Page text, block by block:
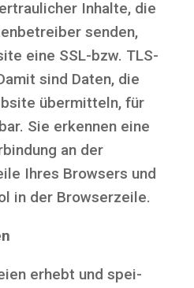
Inhal­te, die
sen­den,
eine SSL-bzw. TLS-
sind Daten, die
über­mit­teln, für
Sie erken­nen eine
an der
Ihres Brow­sers und
in der Browserzeile.
erhebt und spei­